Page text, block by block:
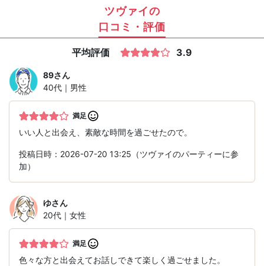
ツヴァイの
口コミ・評価
平均評価 3.9
89さん
40代｜男性
満足
いい人と出会え、素敵な時間を過ごせたので。
投稿日時：2026-07-20 13:25（ツヴァイのパーティーに参
加）
ゆさん
20代｜女性
満足
色々な方と出会えてお話しできて楽しく過ごせました。